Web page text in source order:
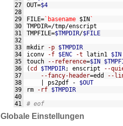
27
OUT=$4
28
29
FILE= `basename $IN `
30
TMPDIR=/tmp/enscript
31
TMPFILE=$TMPDIR/$FILE
32
33
mkdir -p $TMPDIR
34
iconv -f $ENC -t latin1 $IN
35
touch --reference=$IN
36
( cd $TMPDIR; enscript
--
37
--fancy-header=edd
--
38
    | ps2pdf
-
$OUT
39
rm -rf $TMPDIR
40
41
# eof
Globale Einstellungen